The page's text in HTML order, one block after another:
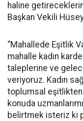
haline
Başkan Vekili
“Mahallede Eşitlik
mahalle kadın
taleplerine ve
veriyoruz. Kadın
toplumsal
konuda
belirtmek isteriz ki